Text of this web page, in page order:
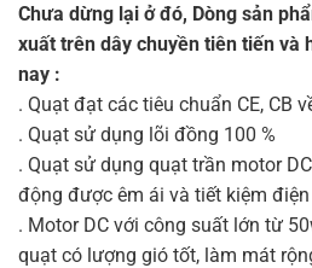
Chưa dừng lại ở đó, Dòng sản
xuất trên dây chuyền tiên tiến và
nay :
. Quạt đạt các tiêu chuẩn CE, CB
. Quạt sử dụng lõi đồng 100 %
. Quạt sử dụng quạt trần motor
động được êm ái và tiết kiệm
. Motor DC với công suất lớn từ
quạt có lượng gió tốt, làm mát